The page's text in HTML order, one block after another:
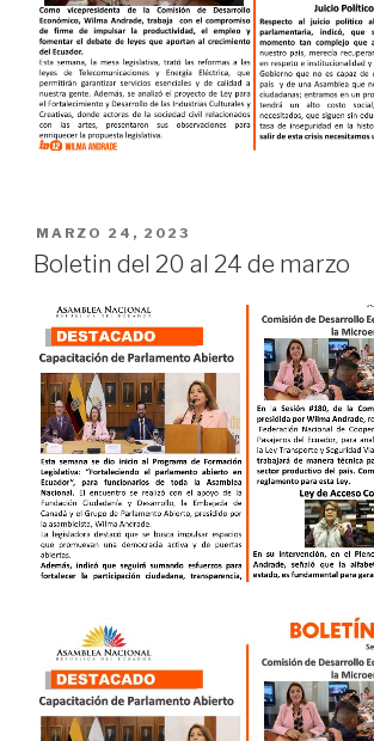
MARZO 24, 2023
Boletin del 20 al 24 de marzo